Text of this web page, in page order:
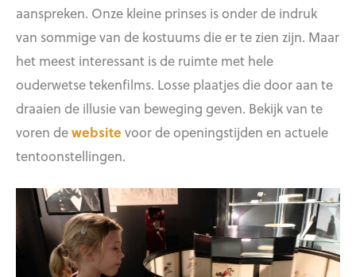
aanspreken. Onze kleine prinses is onder de indruk
van sommige van de kostuums die er te zien zijn. Maar
het meest interessant is de ruimte met hele
ouderwetse tekenfilms. Losse plaatjes die door aan te
draaien de illusie van beweging geven. Bekijk van te
voren dewebsite voor de openingstijden en actuele
tentoonstellingen.